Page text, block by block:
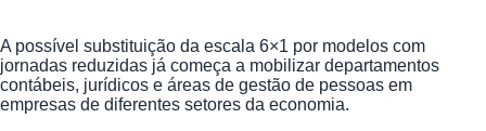
A possível substituição da escala 6×1 por modelos com
jornadas reduzidas já começa a mobilizar departamentos
contábeis, jurídicos e áreas de gestão de pessoas em
empresas de diferentes setores da economia.